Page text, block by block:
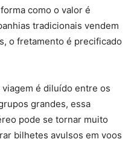
como o valor é
tradicionais vendem
o fretamento é precificado
é diluído entre os
grandes, essa
pode se tornar muito
bilhetes avulsos em voos